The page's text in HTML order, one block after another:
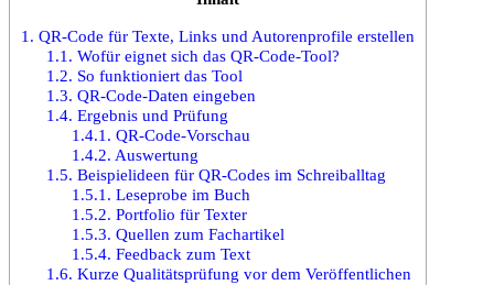
1. QR-Code für Texte, Links und Autorenprofile erstellen
1.1. Wofür eignet sich das QR-Code-Tool?
1.2. So funktioniert das Tool
1.3. QR-Code-Daten eingeben
1.4. Ergebnis und Prüfung
1.4.1. QR-Code-Vorschau
1.4.2. Auswertung
1.5. Beispielideen für QR-Codes im Schreiballtag
1.5.1. Leseprobe im Buch
1.5.2. Portfolio für Texter
1.5.3. Quellen zum Fachartikel
1.5.4. Feedback zum Text
1.6. Kurze Qualitätsprüfung vor dem Veröffentlichen